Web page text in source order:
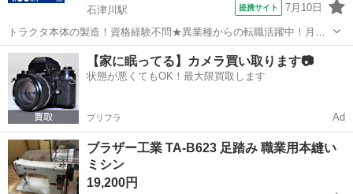
石津川駅
提携サイト 7月10日
トラクタ本体の製造！資格経験不問★異業種からの転職活躍中！月収
例29万円以上！生活支援物資事前対応可◎即日入寮OK！寮費はずっと
無料＆備品付き1R寮完備！赴任旅費会社負担！工場まで無料送迎あり
◎《大阪府堺市》 人気の工場の...
大阪 堺市 石津川駅 その他
【家に眠ってる】カメラ買い取ります📷
状態が悪くてもOK！最大限買取します
プリフラ Ad
ブラザー工業 TA-B623 足踏み 職業用本縫い
ミシン
19,200円